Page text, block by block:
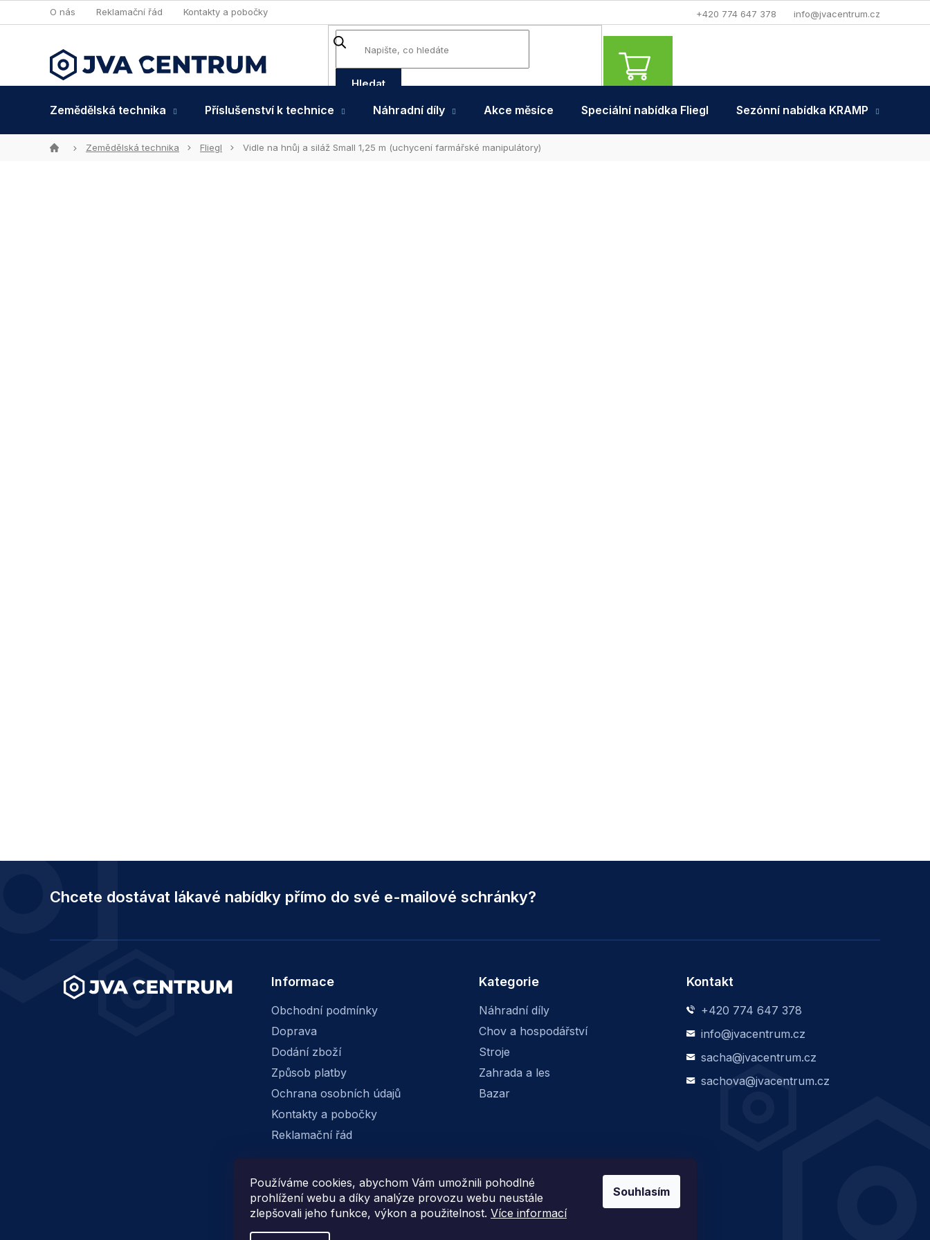
Používáme cookies, abychom Vám umožnili pohodlné
prohlížení webu a díky analýze provozu webu neustále
zlepšovali jeho funkce, výkon a použitelnost. Více informací
Souhlasím
na
+420 774 647 378 info@jvacentrum.cz
O nás Reklamační řád Kontakty a pobočky
Hledat
NÁKUPNÍ
KOŠÍK
Zemědělská technika
Příslušenství k technice Náhradní díly Akce měsíce Speciální nabídka Fliegl Sezónní nabídka KRAMP
DomůZemědělská technika Fliegl Vidle na hnůj a siláž Small 1,25 m (uchycení farmářské manipulátory)
Chcete dostávat lákavé nabídky přímo do své e-mailové schránky?
Informace
Obchodní podmínky
Doprava
Dodání zboží
Způsob platby
Ochrana osobních údajů
Kontakty a pobočky
Reklamační řád
Kategorie
Náhradní díly
Chov a hospodářství
Stroje
Zahrada a les
Bazar
Kontakt
+420 774 647 378
info@jvacentrum.cz
sacha@jvacentrum.cz
sachova@jvacentrum.cz
Facebook Instagram